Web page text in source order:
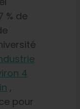
% de
4
,
pour